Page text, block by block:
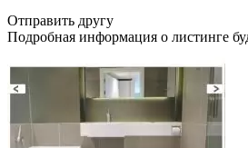
Отправить другу
Подробная информация о листинге